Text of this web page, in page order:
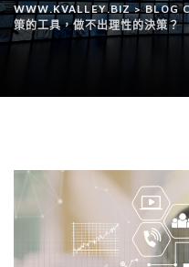
WWW.KVALLEY.BIZ >BLOG
策的工具，做不出理性的決策？